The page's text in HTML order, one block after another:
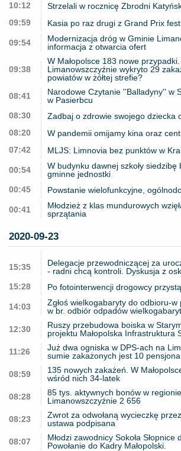
10:12
Strzelali w rocznicę Zbrodni
09:59
Kasia po raz drugi z Grand Prix
09:54
Modernizacja dróg w Gminie
informacja z otwarcia ofert
09:38
W Małopolsce 183 nowe
Limanowszczyźnie wykryto 29
powiatów w żółtej strefie?
08:41
Narodowe Czytanie ''Balladyny'' w
w Pasierbcu
08:30
Zadbaj o zdrowie swojego dziecka
08:20
W pandemii omijamy kina oraz
07:42
MLJS: Limnovia bez punktów w
00:54
W budynku dawnej szkoły siedzibę
gminne jednostki
00:45
Powstanie wielofunkcyjne,
00:41
Młodzież z klas mundurowych
sprzątania
2020-09-23
15:35
Delegacje przewodniczącej za
- radni chcą kontroli. Dyskusja z
15:28
Po fotointerwencji drogowcy
14:03
Zgłoś wielkogabaryty do odbioru-
w br. odbiór odpadów
12:30
Ruszy przebudowa boiska w
projektu Małopolska Infrastruktura
11:26
Już dwa ogniska w DPS-ach na
sumie zakażonych jest 10
08:59
135 nowych zakażeń. W
wśród nich 34-latek
08:28
85 tys. aktywnych bonów w
Limanowszczyźnie 2 656
08:23
Zwrot za odwołaną wycieczkę
ustawa podpisana
08:07
Młodzi zawodnicy Sokoła Słopnice
Powołanie do Kadry Małopolski.